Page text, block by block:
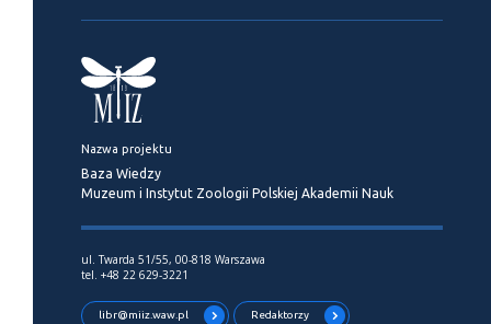
Nazwa projektu
Baza Wiedzy
Muzeum i Instytut Zoologii Polskiej Akademii Nauk
ul. Twarda 51/55, 00-818 Warszawa
tel. +48 22 629-3221
libr@miiz.waw.pl Redaktorzy